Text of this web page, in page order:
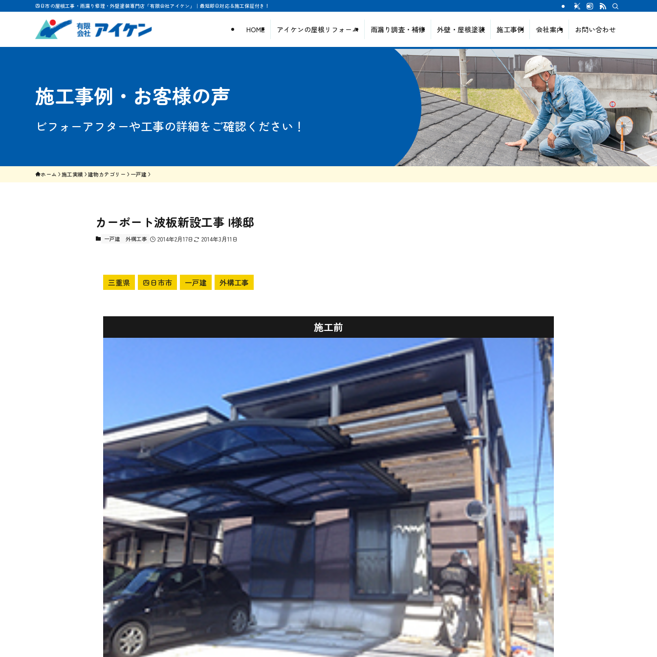
四日市の屋根工事・雨漏り修理・外壁塗装専門店「有限会社アイケン」｜最短即日対応＆施工保証付き！
HOME アイケンの屋根リフォーム 雨漏り調査・補修 外壁・屋根塗装 施工事例 会社案内 お問い合わせ
施工事例・お客様の声
ビフォーアフターや工事の詳細をご確認ください！
ホーム 施工実績 建物カテゴリー 一戸建
カーポート波板新設工事 I様邸
一戸建 外構工事 2014年2月17日 2014年3月11日
三重県 四日市市 一戸建 外構工事
施工前